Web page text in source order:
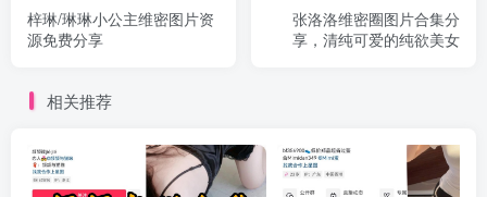
梓琳/琳琳小公主维密图片资
源免费分享
张洛洛维密圈图片合集分
享，清纯可爱的纯欲美女
相关推荐